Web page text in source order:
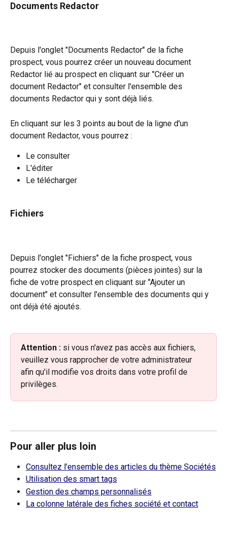
Documents Redactor
Depuis l'onglet "Documents Redactor" de la fiche
prospect, vous pourrez créer un nouveau document
Redactor lié au prospect en cliquant sur "Créer un
document Redactor" et consulter l'ensemble des
documents Redactor qui y sont déjà liés.
En cliquant sur les 3 points au bout de la ligne d'un
document Redactor, vous pourrez :
Le consulter
L'éditer
Le télécharger
Fichiers
Depuis l'onglet "Fichiers" de la fiche prospect, vous
pourrez stocker des documents (pièces jointes) sur la
fiche de votre prospect en cliquant sur "Ajouter un
document" et consulter l'ensemble des documents qui y
ont déjà été ajoutés.
Attention : si vous n'avez pas accès aux fichiers,
veuillez vous rapprocher de votre administrateur
afin qu'il modifie vos droits dans votre profil de
privilèges.
Pour aller plus loin
Consultez l'ensemble des articles du thème Sociétés
Utilisation des smart tags
Gestion des champs personnalisés
La colonne latérale des fiches société et contact